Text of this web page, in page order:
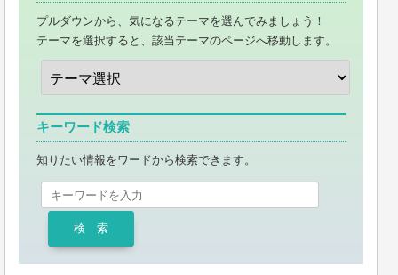
プルダウンから、気になるテーマを選んでみましょう！
テーマを選択すると、該当テーマのページへ移動します。
キーワード検索
知りたい情報をワードから検索できます。